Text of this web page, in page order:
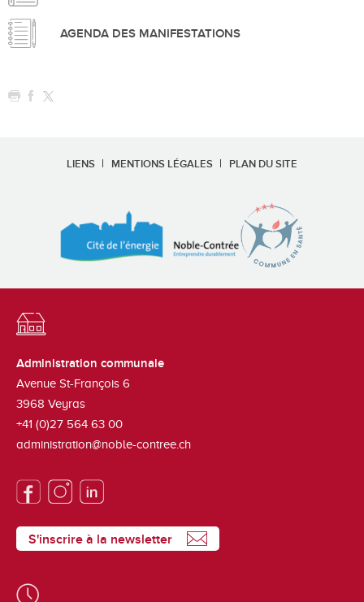
AGENDA DES MANIFESTATIONS
LIENS MENTIONS LÉGALES PLAN DU SITE
Administration communale
Avenue St-François 6
3968 Veyras
+41 (0)27 564 63 00
administration@noble-contree.ch
S'inscrire à la newsletter